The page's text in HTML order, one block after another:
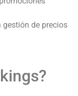
de precios